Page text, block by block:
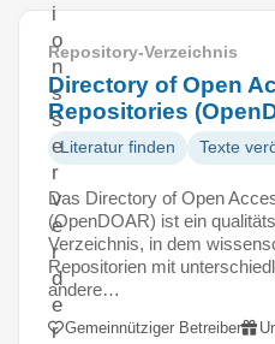
i
o
n
s
s
e
r
v
e
r
d
e
r
Repository-Verzeichnis
Directory of Open
Repositories
Literatur finden Texte
Das Directory of Open
(OpenDOAR) ist ein
Verzeichnis, in dem
Repositorien mit
andere…
Gemeinnütziger Betreiber